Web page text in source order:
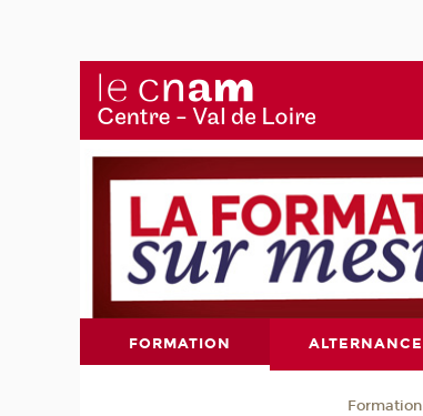
FORMATION ALTERNANCE
Formation